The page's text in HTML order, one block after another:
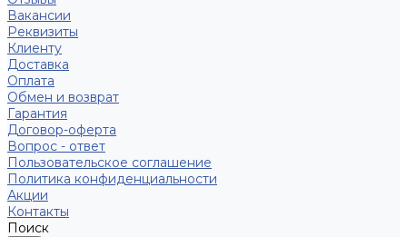
Вакансии
Реквизиты
Клиенту
Доставка
Оплата
Обмен и возврат
Гарантия
Договор-оферта
Вопрос - ответ
Пользовательское соглашение
Политика конфиденциальности
Акции
Контакты
Поиск